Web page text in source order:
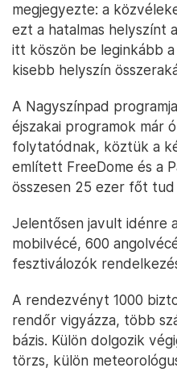
megjegyezte: a
ezt a hatalmas helyszínt
itt köszön be leginkább
kisebb helyszín
A Nagyszínpad
éjszakai programok már
folytatódnak, köztük a
említett FreeDome és a
összesen 25 ezer főt
Jelentősen javult idénre
mobilvécé, 600
fesztiválozók
A rendezvényt 1000
rendőr vigyázza, több
bázis. Külön dolgozik
törzs, külön